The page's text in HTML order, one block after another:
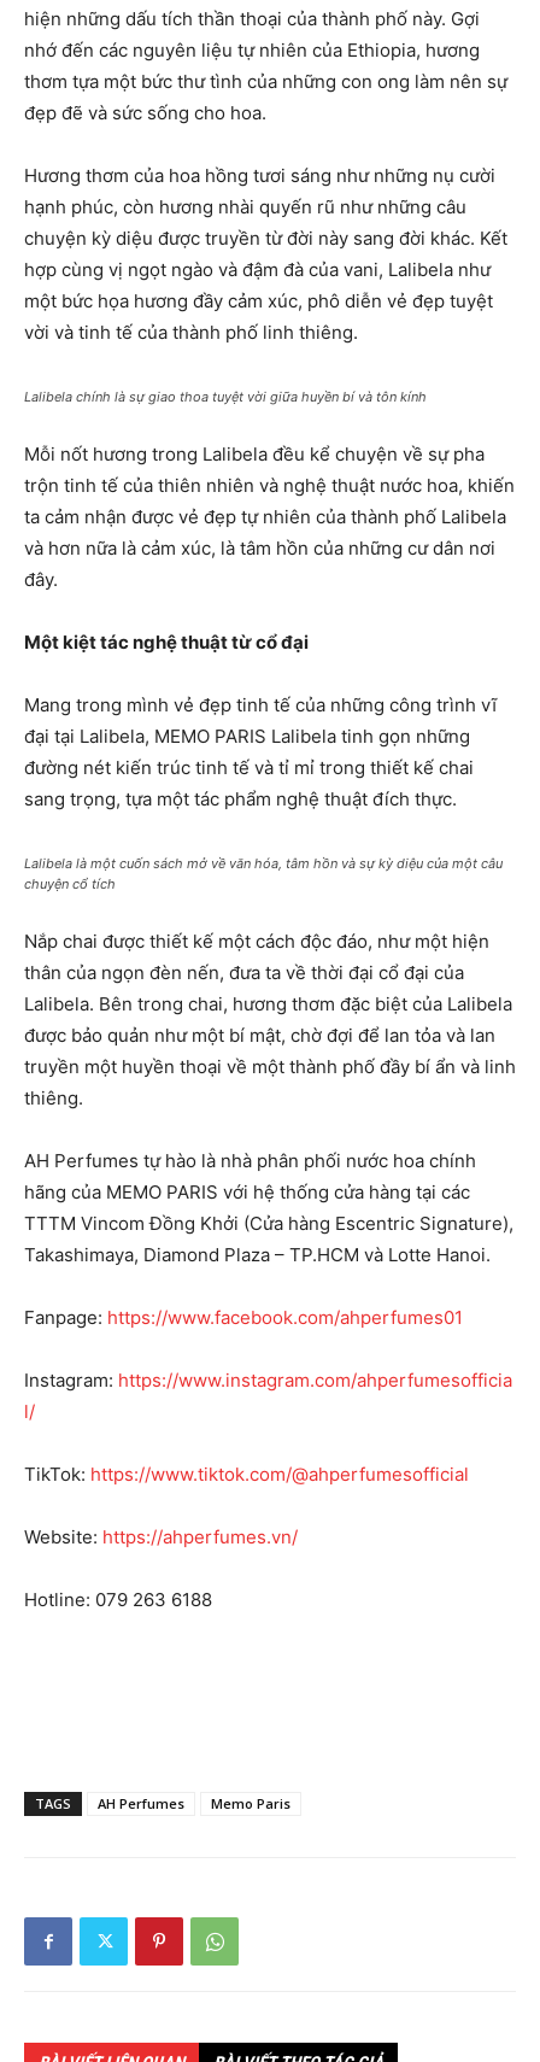
hiện những dấu tích thần thoại của thành phố này. Gợi
nhớ đến các nguyên liệu tự nhiên của Ethiopia, hương
thơm tựa một bức thư tình của những con ong làm nên sự
đẹp đẽ và sức sống cho hoa.
Hương thơm của hoa hồng tươi sáng như những nụ cười
hạnh phúc, còn hương nhài quyến rũ như những câu
chuyện kỳ diệu được truyền từ đời này sang đời khác. Kết
hợp cùng vị ngọt ngào và đậm đà của vani, Lalibela như
một bức họa hương đầy cảm xúc, phô diễn vẻ đẹp tuyệt
vời và tinh tế của thành phố linh thiêng.
Lalibela chính là sự giao thoa tuyệt vời giữa huyền bí và tôn kính
Mỗi nốt hương trong Lalibela đều kể chuyện về sự pha
trộn tinh tế của thiên nhiên và nghệ thuật nước hoa, khiến
ta cảm nhận được vẻ đẹp tự nhiên của thành phố Lalibela
và hơn nữa là cảm xúc, là tâm hồn của những cư dân nơi
đây.
Một kiệt tác nghệ thuật từ cổ đại
Mang trong mình vẻ đẹp tinh tế của những công trình vĩ
đại tại Lalibela, MEMO PARIS Lalibela tinh gọn những
đường nét kiến trúc tinh tế và tỉ mỉ trong thiết kế chai
sang trọng, tựa một tác phẩm nghệ thuật đích thực.
Lalibela là một cuốn sách mở về văn hóa, tâm hồn và sự kỳ diệu của một câu
chuyện cổ tích
Nắp chai được thiết kế một cách độc đáo, như một hiện
thân của ngọn đèn nến, đưa ta về thời đại cổ đại của
Lalibela. Bên trong chai, hương thơm đặc biệt của Lalibela
được bảo quản như một bí mật, chờ đợi để lan tỏa và lan
truyền một huyền thoại về một thành phố đầy bí ẩn và linh
thiêng.
AH Perfumes tự hào là nhà phân phối nước hoa chính
hãng của MEMO PARIS với hệ thống cửa hàng tại các
TTTM Vincom Đồng Khởi (Cửa hàng Escentric Signature),
Takashimaya, Diamond Plaza – TP.HCM và Lotte Hanoi.
Fanpage: https://www.facebook.com/ahperfumes01
Instagram: https://www.instagram.com/ahperfumesofficia
l/
TikTok: https://www.tiktok.com/@ahperfumesofficial
Website: https://ahperfumes.vn/
Hotline: 079 263 6188
TAGS AH Perfumes Memo Paris